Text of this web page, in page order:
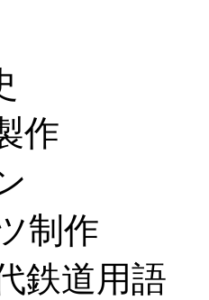
作
制作
鉄道用語